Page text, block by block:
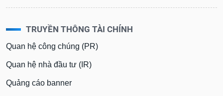
TRUYỀN THÔNG TÀI CHÍNH
Quan hệ công chúng (PR)
Quan hệ nhà đầu tư (IR)
Quảng cáo banner